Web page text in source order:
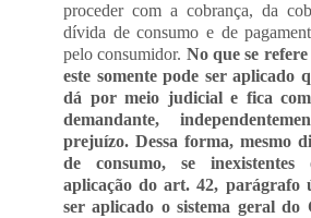
proceder com a cobrança, da
dívida de consumo e de
pelo consumidor. No que se
este somente pode ser aplicado
dá por meio judicial e fica
demandante,
prejuízo. Dessa forma, mesmo
de consumo, se inexistentes
aplicação do art. 42, parágrafo
ser aplicado o sistema geral